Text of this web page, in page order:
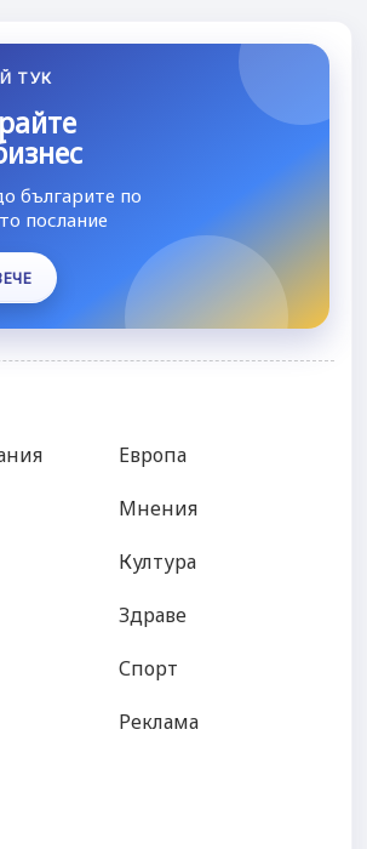
ТУК
българите по
послание
Европа
Мнения
Култура
Здраве
Спорт
Реклама